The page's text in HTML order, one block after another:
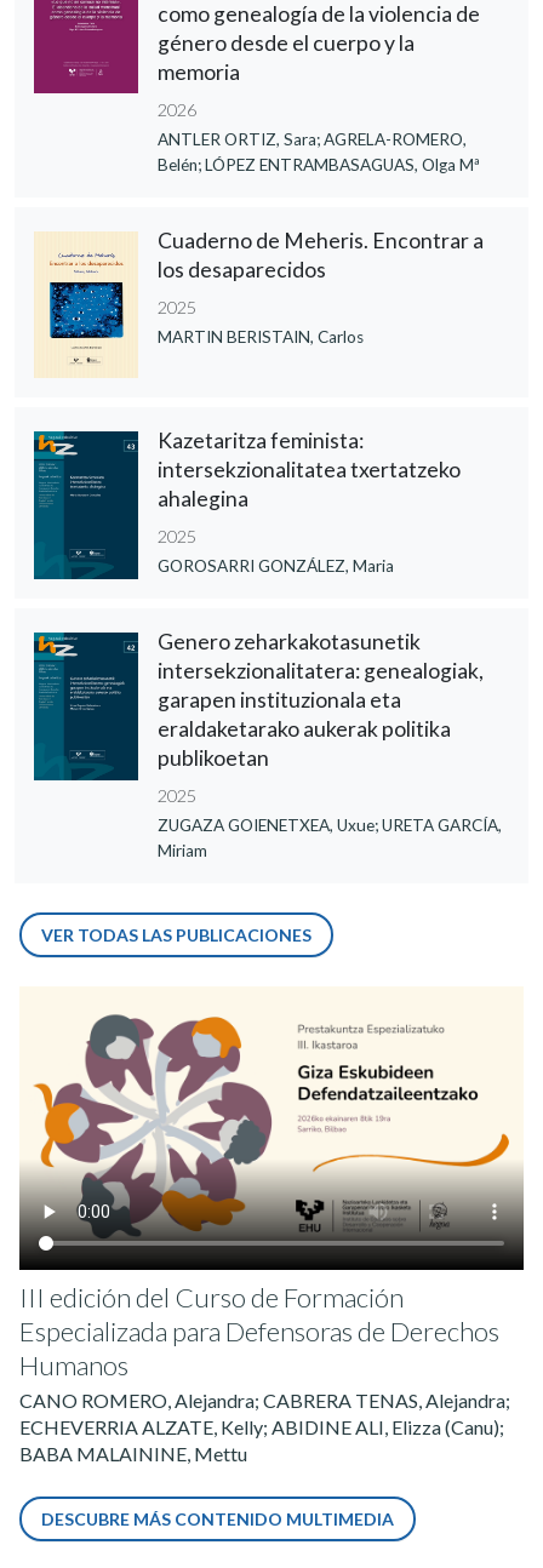
como genealogía de la violencia de
género desde el cuerpo y la
memoria
2026
ANTLER ORTIZ, Sara; AGRELA-ROMERO,
Belén; LÓPEZ ENTRAMBASAGUAS, Olga Mª
Cuaderno de Meheris. Encontrar a
los desaparecidos
2025
MARTIN BERISTAIN, Carlos
Kazetaritza feminista:
intersekzionalitatea txertatzeko
ahalegina
2025
GOROSARRI GONZÁLEZ, Maria
Genero zeharkakotasunetik
intersekzionalitatera: genealogiak,
garapen instituzionala eta
eraldaketarako aukerak politika
publikoetan
2025
ZUGAZA GOIENETXEA, Uxue; URETA GARCÍA,
Miriam
VER TODAS LAS PUBLICACIONES
III edición del Curso de Formación
Especializada para Defensoras de Derechos
Humanos
CANO ROMERO, Alejandra; CABRERA TENAS, Alejandra;
ECHEVERRIA ALZATE, Kelly; ABIDINE ALI, Elizza (Canu);
BABA MALAININE, Mettu
DESCUBRE MÁS CONTENIDO MULTIMEDIA